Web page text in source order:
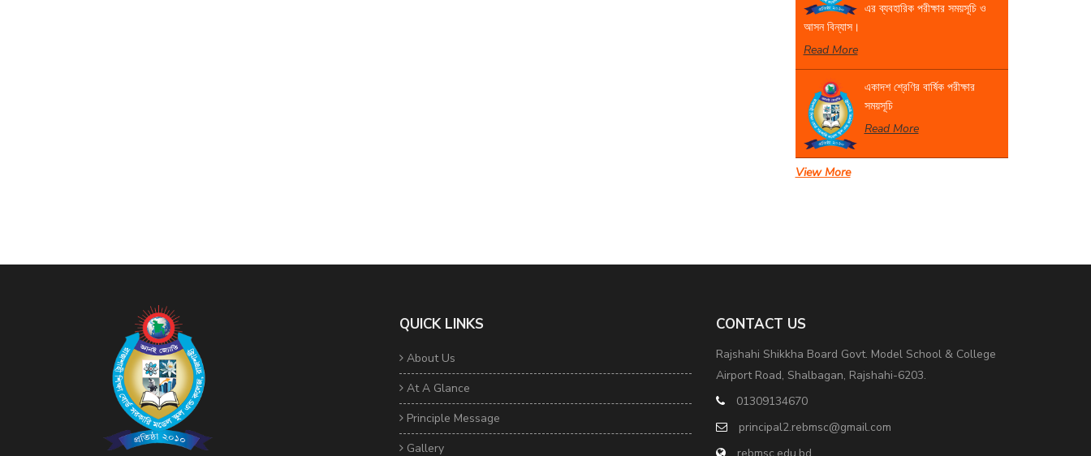
এর ব্যবহারিক পরীক্ষার সময়সূচি ও
আসন বিন্যাস।
Read More
একাদশ শ্রেণির বার্ষিক পরীক্ষার
সময়সূচি
Read More
View More
QUICK LINKS
About Us
At A Glance
Principle Message
Gallery
CONTACT US
Rajshahi Shikkha Board Govt. Model School & College
Airport Road, Shalbagan, Rajshahi-6203.
01309134670
principal2.rebmsc@gmail.com
rebmsc.edu.bd